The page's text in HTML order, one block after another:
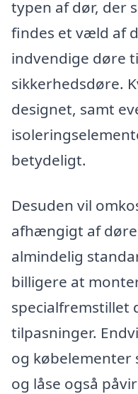
typen af dør, der
findes et væld af
indvendige døre
sikkerhedsdøre.
designet, samt
betydeligt.
Desuden vil
afhængigt af
almindelig
billigere at
specialfremstillet
tilpasninger.
og
og låse også